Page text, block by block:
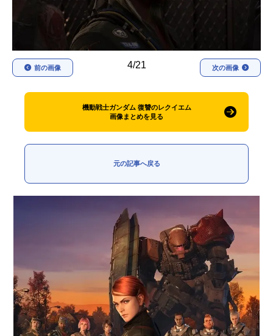
今期アニメ曜日別一覧
春アニメ 夏アニメ
秋アニメ
男性声優/女性声優一覧
4/21
前の画像 次の画像
機動戦士ガンダム 復讐のレクイエム
画像まとめを見る
元の記事へ戻る